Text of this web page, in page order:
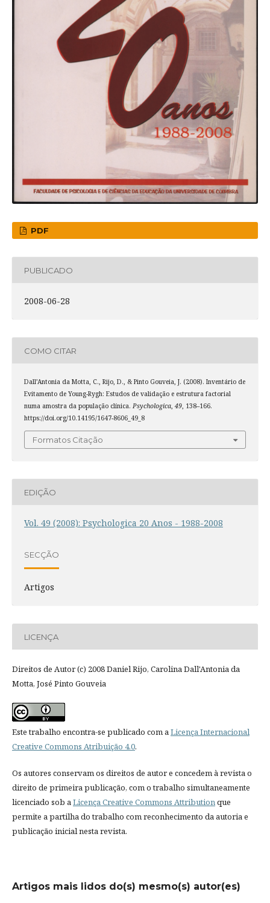
PDF
PUBLICADO
2008-06-28
COMO CITAR
Dall’Antonia da Motta, C., Rijo, D., & Pinto Gouveia, J. (2008). Inventário de
Evitamento de Young-Rygh: Estudos de validação e estrutura factorial
numa amostra da população clínica. Psychologica, 49, 138–166.
https://doi.org/10.14195/1647-8606_49_8
Formatos Citação
EDIÇÃO
Vol. 49 (2008): Psychologica 20 Anos - 1988-2008
SECÇÃO
Artigos
LICENÇA
Direitos de Autor (c) 2008 Daniel Rijo, Carolina Dall'Antonia da
Motta, José Pinto Gouveia
Este trabalho encontra-se publicado com aLicença Internacional
Creative Commons Atribuição 4.0.
Os autores conservam os direitos de autor e concedem à revista o
direito de primeira publicação, com o trabalho simultaneamente
licenciado sob aLicença Creative Commons Attributionque
permite a partilha do trabalho com reconhecimento da autoria e
publicação inicial nesta revista.
Artigos mais lidos do(s) mesmo(s) autor(es)